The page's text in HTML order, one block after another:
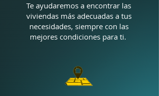
Te ayudaremos a encontrar las
viviendas más adecuadas a tus
necesidades, siempre con las
mejores condiciones para ti.